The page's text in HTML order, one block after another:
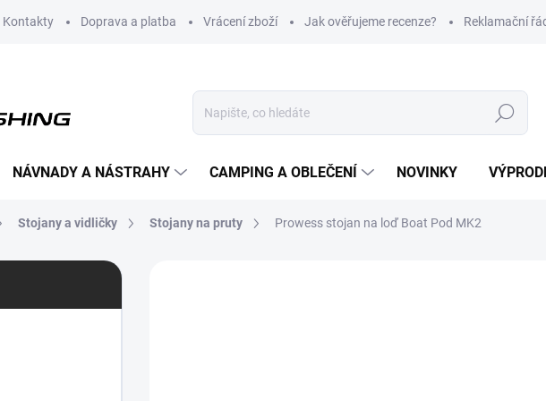
Kontakty Doprava a platba Vrácení zboží Jak ověřujeme recenze? Reklamační
Hledat
NÁVNADY A NÁSTRAHY CAMPING A OBLEČENÍ NOVINKY
Stojany a vidličky Stojany na pruty Prowess stojan na loď Boat Pod MK2